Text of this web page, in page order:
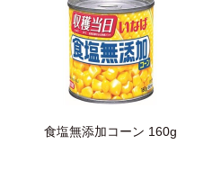
食塩無添加コーン 160g